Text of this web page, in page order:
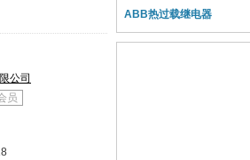
公司
员
ABB热过载继电器